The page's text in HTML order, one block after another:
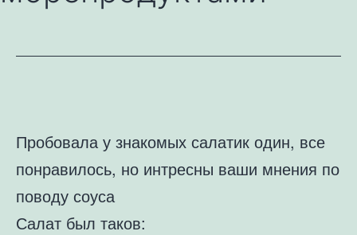
Пробовала у знакомых салатик один, все
понравилось, но интресны ваши мнения по
поводу соуса
Салат был таков: